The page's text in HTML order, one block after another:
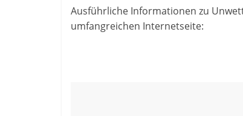
Ausführliche Informationen zu
umfangreichen Internetseite: